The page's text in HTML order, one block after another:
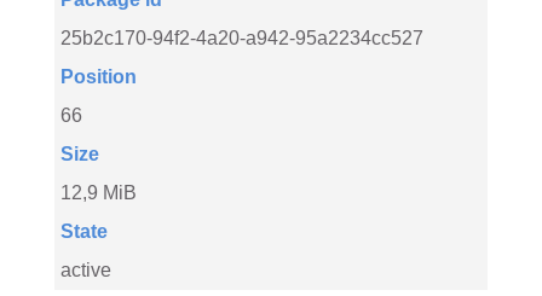
25b2c170-94f2-4a20-a942-95a2234cc527
Position
66
Size
12,9 MiB
State
active